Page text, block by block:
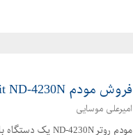
فروش مودم Neterbit ND-4230N
امیرعلی موسایی